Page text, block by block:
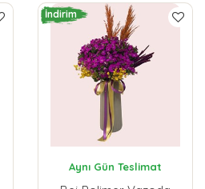
İndirim
Aynı Gün Teslimat